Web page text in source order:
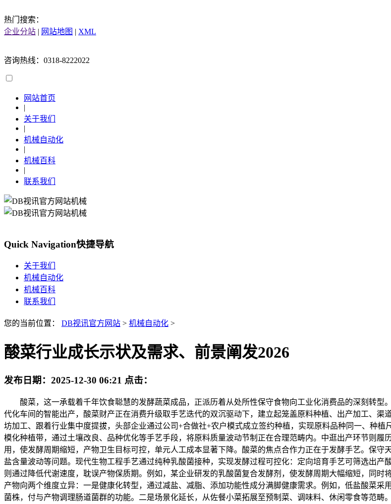
热门搜索：
企业分站 | 网站地图 | XML
咨询热线：0318-8222022
网站首页
|
关于我们
|
机械自动化
|
机械百科
|
联系我们
Quick Navigation快捷导航
关于我们
机械自动化
机械百科
联系我们
您的当前位置： DB视讯官方网站 > 机械自动化 >
酸菜行业成长示状及需求、前景阐发2026
发布日期： 2025-12-30 06:21 点击：
酸菜，这一承载着千年饮食聪慧的发酵蔬菜成品，正派历着从处所性保守食物向工业化消费品的深刻转型
代化车间的智能出产，酸菜财产正在消费升级取手艺迭代的双沉驱动下，建立起笼盖原料种植、出产加工、
坊加工、跟着行业集中度提拔，头部企业通过公司+合做社+农户模式成立签约种植，实现原料品种同一、种
模化种植带，通过土壤改良、品种优化等手艺手段，将原料质量波动节制正在合理范畴内。中逛出产环节则
用，使发酵周期缩短，产物卫生目标可控，单元人工成本显著下降。酸菜的焦点合作力正在于发酵手艺。保
盐含量波动等问题。现代生物工程手艺通过纯种乳酸菌接种，实现发酵过程可控化：定向培育手艺可筛选出
则通过降低代谢速度，耽误产物保质期。例如，某企业研发的乳酸菌复合发酵剂，使发酵周期大幅缩短，同
产物向两个维度立异：一是健康化转型，通过减盐、减脂、添加功能性成分满脚健康需求。例如，低盐酸菜
菌株，付与产物调理肠道菌群的功能。二是场景化延长，从佐餐小菜拓展至预制菜、调味料、休闲零食等范